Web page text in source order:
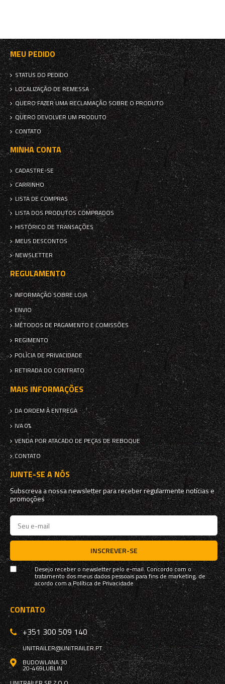
MEU PEDIDO
STATUS DO PEDIDO
LOCALIZAÇÃO DE REMESSA
QUERO FAZER UMA RECLAMAÇÃO SOBRE O PRODUTO
QUERO DEVOLVER UM PRODUTO
CONTATO
MINHA CONTA
CADASTRE-SE
CARRINHO
LISTA DE COMPRAS
LISTA DOS PRODUTOS COMPRADOS
HISTÓRICO DE TRANSAÇÕES
MEUS DESCONTOS
NEWSLETTER
REGULAMENTO
INFORMAÇÃO SOBRE LOJA
ENVIO
MÉTODOS DE PAGAMENTO E COMISSÕES
REGIMENTO
POLÍCIA DE PRIVACIDADE
RETIRADA DO CONTRATO
MAIS INFORMAÇÕES
DA ORDEM À ENTREGA
IVA 0%
VENDA POR ATACADO DE PEÇAS DE REBOQUE
CONTATO
JUNTE-SE A NÓS
Subscreva a nossa newsletter para receber regularmente notícias e
promoções
INSCREVER-SE
Desejo receber o newsletter pelo e-mail. Concordo com o
tratamento dos meus dados pessoais para fins de marketing, de
acordo com aPolítica de Privacidade
CONTATO
+351 300 509 140
UNITRAILER@UNITRAILER.PT
BUDOWLANA 30
20-469LUBLIN